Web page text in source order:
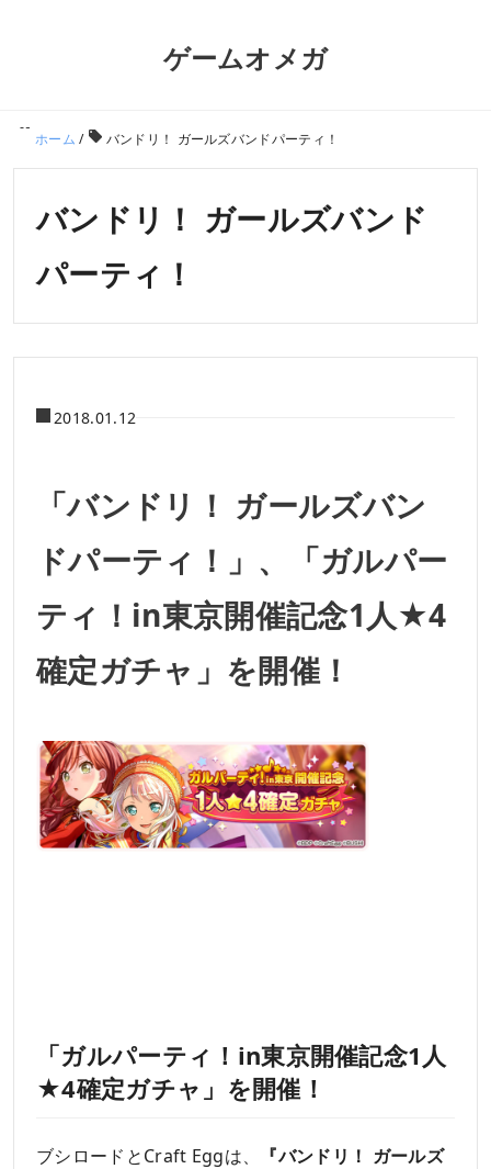
ゲームオメガ
ホーム / バンドリ！ ガールズバンドパーティ！
バンドリ！ ガールズバンド
パーティ！
2018.01.12
「バンドリ！ ガールズバン
ドパーティ！」、「ガルパー
ティ！in東京開催記念1人★4
確定ガチャ」を開催！
「ガルパーティ！in東京開催記念1人
★4確定ガチャ」を開催！
ブシロードとCraft Eggは、
『バンドリ！ ガールズ